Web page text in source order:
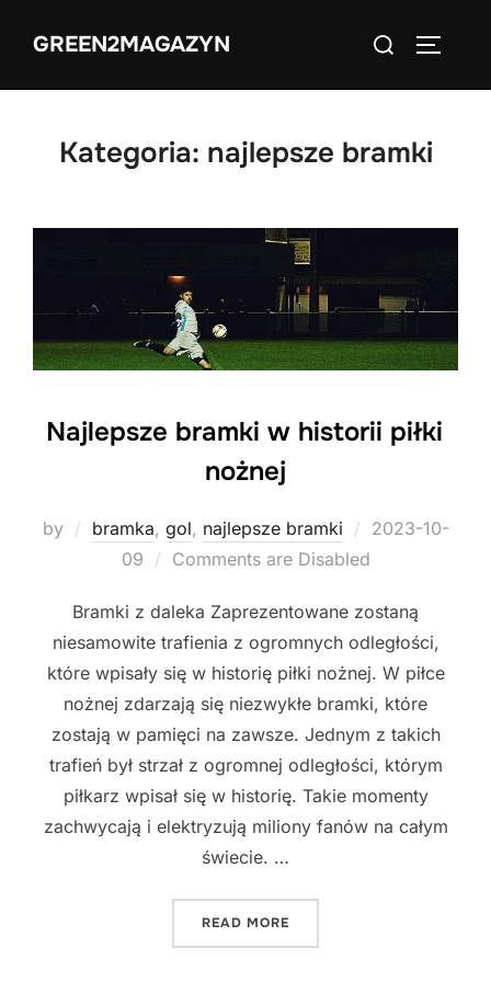
GREEN2MAGAZYN
Search
Kategoria: najlepsze bramki
Najlepsze bramki w historii piłki
nożnej
by bramka, gol, najlepsze bramki
Posted
2023-10-
09
Comments are Disabled
Bramki z daleka Zaprezentowane zostaną
niesamowite trafienia z ogromnych odległości,
które wpisały się w historię piłki nożnej. W piłce
nożnej zdarzają się niezwykłe bramki, które
zostają w pamięci na zawsze. Jednym z takich
trafień był strzał z ogromnej odległości, którym
piłkarz wpisał się w historię. Takie momenty
zachwycają i elektryzują miliony fanów na całym
świecie. …
READ MORE